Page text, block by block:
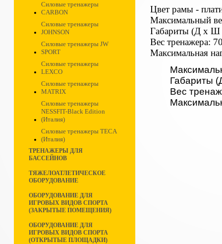
Силовые тренажеры
CARBON
Силовые тренажеры
JOHNSON
Силовые тренажеры JW
SPORT
Силовые тренажеры
LEXCO
Силовые тренажеры
MATRIX
Силовые тренажеры
NESSFIT-Black Edition
(Италия)
Силовые тренажеры TECA
(Италия)
ТРЕНАЖЕРЫ ДЛЯ
БАССЕЙНОВ
ТЯЖЕЛОАТЛЕТИЧЕСКОЕ
ОБОРУДОВАНИЕ
ОБОРУДОВАНИЕ ДЛЯ
ИГРОВЫХ ВИДОВ СПОРТА
(ЗАКРЫТЫЕ ПОМЕЩЕНИЯ)
ОБОРУДОВАНИЕ ДЛЯ
ИГРОВЫХ ВИДОВ СПОРТА
(ОТКРЫТЫЕ ПЛОЩАДКИ)
Цвет рамы -
Максимальный
Габариты (Д х Ш
Вес тренажера:
Максимальная
Габариты
Вес